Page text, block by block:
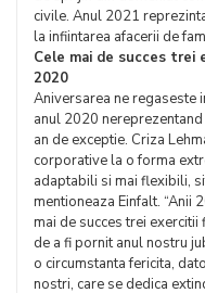
civile. Anul 2021
la infiintarea afacerii de
Cele mai de succes trei
2020
Aniversarea ne regaseste
anul 2020
an de exceptie. Criza
corporative la o forma
adaptabili si mai flexibili,
mentioneaza Einfalt. “Anii
mai de succes trei
de a fi pornit anul nostru
o circumstanta fericita,
nostri, care se dedica